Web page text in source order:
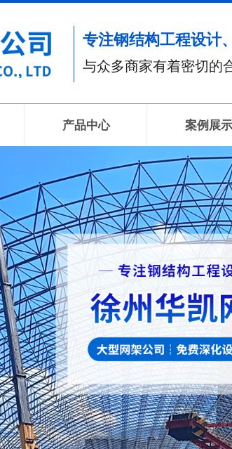
专注钢结构工程设计
与众多商家有着密切的
产品中心 案例展示